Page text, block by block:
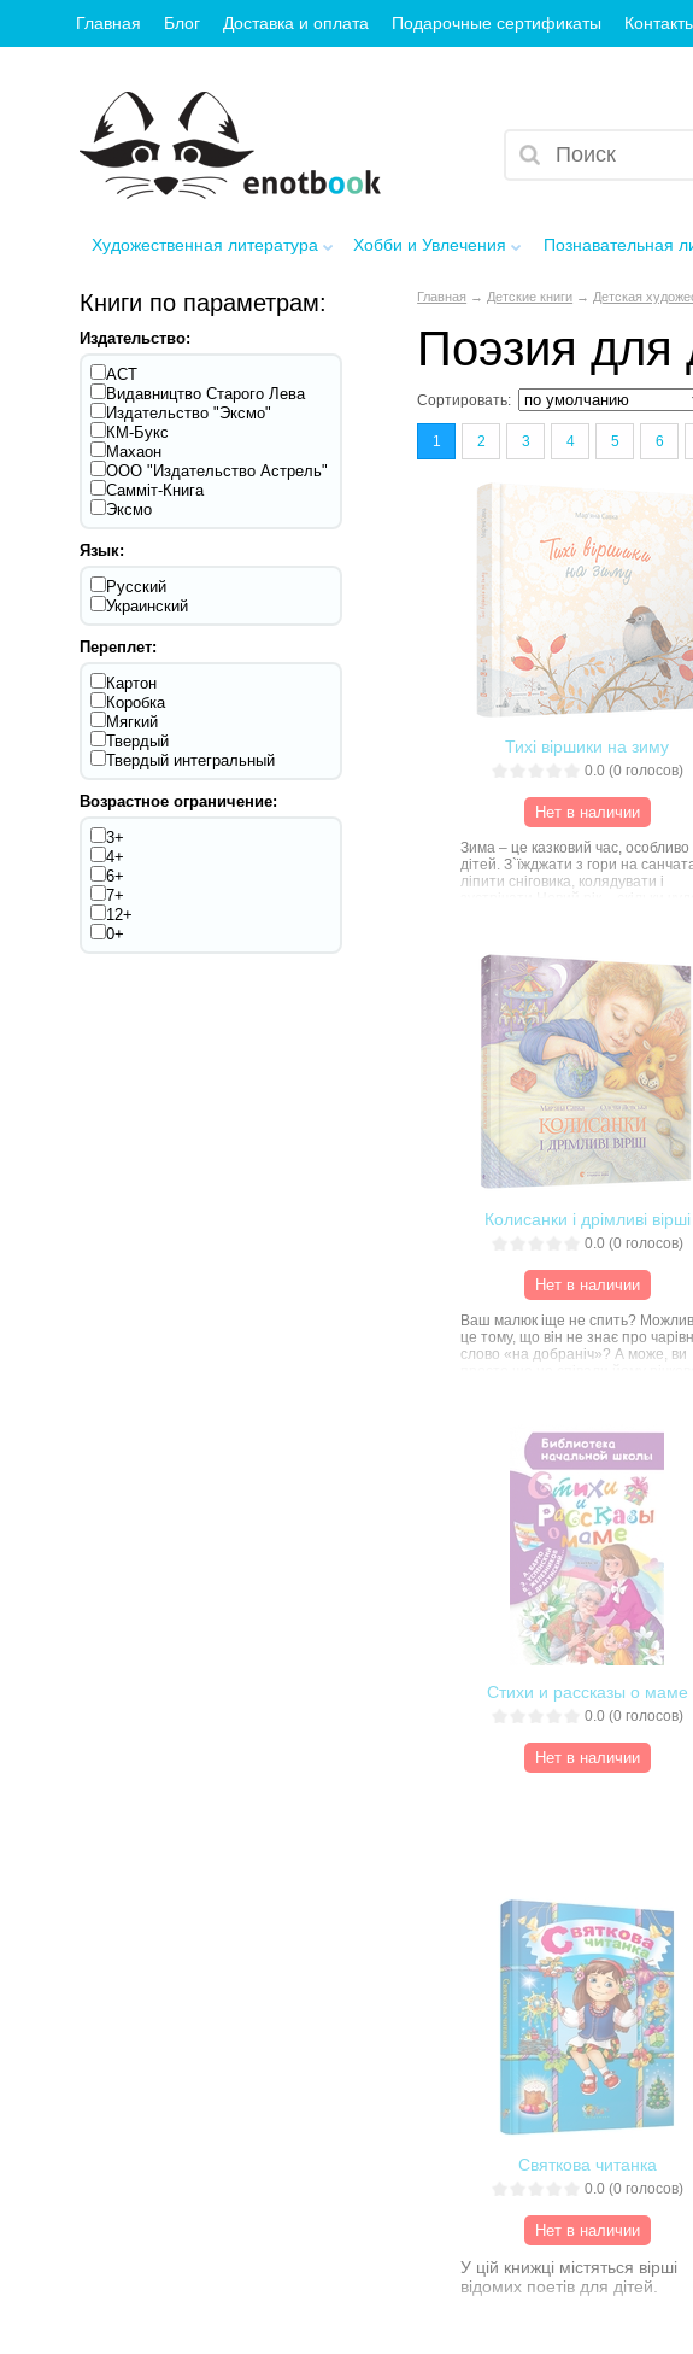
Главная Блог Доставка и оплата Подарочные сертификаты
Художественная литература Хобби и Увлечения Познавательная
Книги по параметрам:
Издательство:
АСТ
Видавництво Старого Лева
Издательство "Эксмо"
КМ-Букс
Махаон
ООО "Издательство Астрель"
Самміт-Книга
Эксмо
Язык:
Русский
Украинский
Переплет:
Картон
Коробка
Мягкий
Твердый
Твердый интегральный
Возрастное ограничение:
3+
4+
6+
7+
12+
0+
Главная → Детские книги → Детская
Поэзия для
Сортировать:
1 2 3 4 5 6
Тихі віршики на зиму
0.0 (0 голосов)
Нет в наличии
Зима – це казковий час, особливо
дітей. З`їжджати з гори на
ліпити сніговика, колядувати і
пори може стати ще більшою,
зручно вмоститись на колінах
тата, читаючи чудові «Тихі
зиму» Мар’яни Савки і
затишні й теплі до них ілюстрації
художниці Ольги Кваші.
Колисанки і дрімливі вірші
0.0 (0 голосов)
Нет в наличии
Ваш малюк іще не спить?
це тому, що він не знає про
слово «на добраніч»? А може, ви
маленьких слоненят ви зможете,
гортаючи книгу «Колисанки і
вірші», яку написала мама
Лева і маленького Северинка
Савка та проілюструвала
Олена Левська.
Стихи и рассказы о маме
0.0 (0 голосов)
Нет в наличии
Святкова читанка
0.0 (0 голосов)
Нет в наличии
У цій книжці містяться вірші
відомих поетів для дітей.